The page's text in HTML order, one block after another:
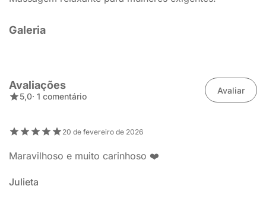
Galeria
Avaliações
5,0· 1 comentário
Avaliar
20 de fevereiro de 2026
Maravilhoso e muito carinhoso ❤️
Julieta